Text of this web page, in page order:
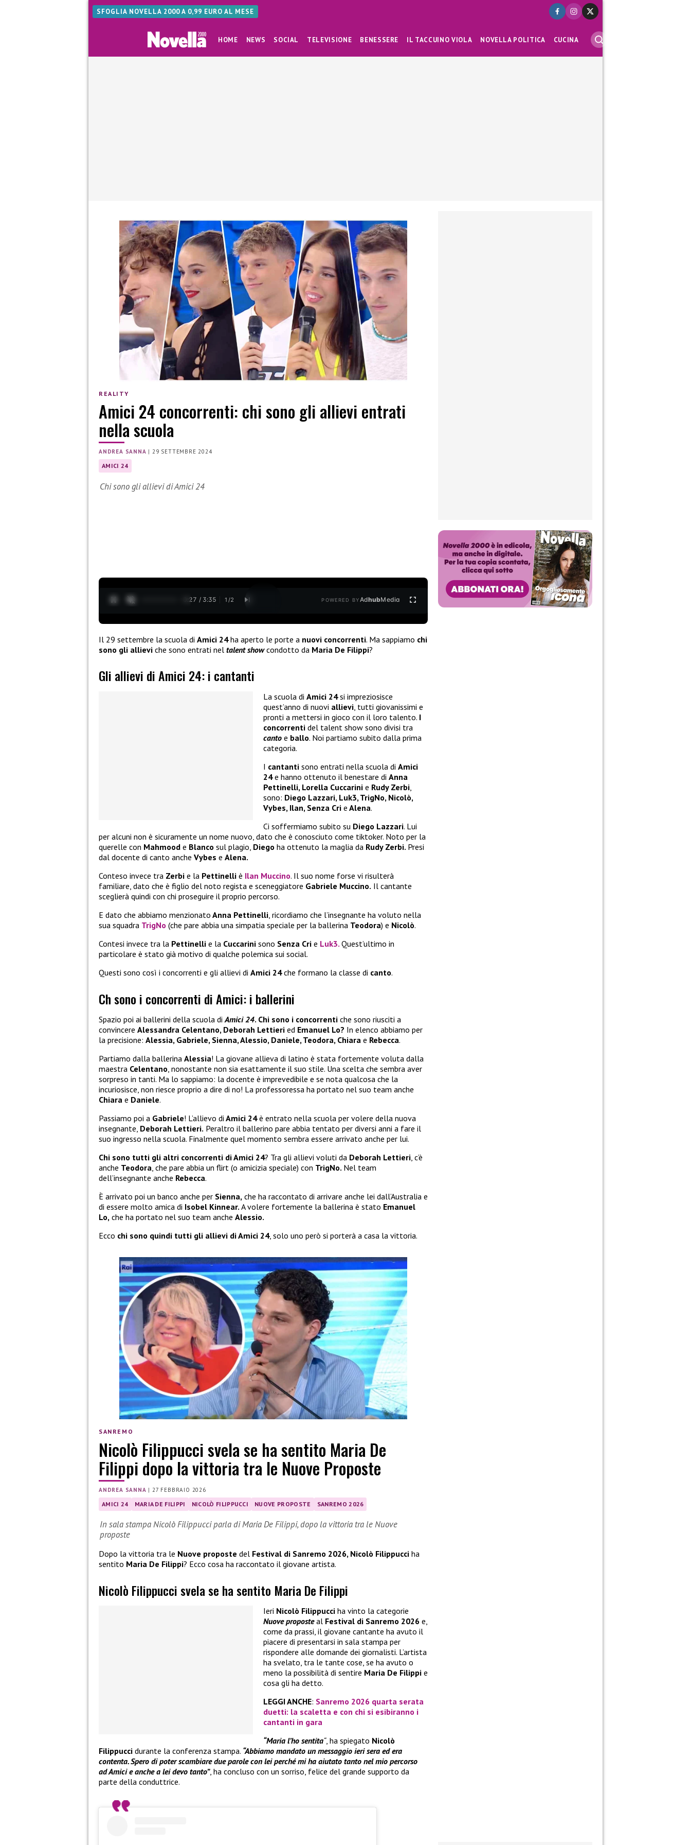
SFOGLIA NOVELLA 2000 A 0,99 EURO AL MESE
HOME NEWS SOCIAL TELEVISIONE BENESSERE IL TACCUINO VIOLA NOVELLA POLITICA CUCINA
REALITY
Amici 24 concorrenti: chi sono gli allievi entrati
nella scuola
ANDREA SANNA |29 SETTEMBRE 2024
AMICI 24
Chi sono gli allievi di Amici 24
0:28 / 3:35 1 /2 POWERED BYAdhubMedia
Il 29 settembre la scuola di Amici 24ha aperto le porte a nuovi concorrenti. Ma sappiamo chi
sono gli allievi che sono entrati nel talent showcondotto da Maria De Filippi?
Gli allievi di Amici 24: i cantanti
La scuola di Amici 24si impreziosisce
quest’anno di nuovi allievi, tutti giovanissimi e
pronti a mettersi in gioco con il loro talento. I
concorrenti del talent show sono divisi tra
canto e ballo. Noi partiamo subito dalla prima
categoria.
I cantanti sono entrati nella scuola di Amici
24e hanno ottenuto il benestare di Anna
Pettinelli, Lorella Cuccarini e Rudy Zerbi,
sono: Diego Lazzari, Luk3, TrigNo, Nicolò,
Vybes, Ilan, Senza Cri e Alena.
Ci soffermiamo subito su Diego Lazzari. Lui
per alcuni non è sicuramente un nome nuovo, dato che è conosciuto come tiktoker. Noto per la
querelle con Mahmood e Blanco sul plagio, Diego ha ottenuto la maglia da Rudy Zerbi. Presi
dal docente di canto anche Vybes e Alena.
Conteso invece tra Zerbi e la Pettinelli è Ilan Muccino. Il suo nome forse vi risulterà
familiare, dato che è figlio del noto regista e sceneggiatore Gabriele Muccino. Il cantante
sceglierà quindi con chi proseguire il proprio percorso.
E dato che abbiamo menzionato Anna Pettinelli, ricordiamo che l’insegnante ha voluto nella
sua squadra TrigNo (che pare abbia una simpatia speciale per la ballerina Teodora) e Nicolò.
Contesi invece tra la Pettinelli e la Cuccarini sono Senza Cri e Luk3. Quest’ultimo in
particolare è stato già motivo di qualche polemica sui social.
Questi sono così i concorrenti e gli allievi di Amici 24che formano la classe di canto.
Ch sono i concorrenti di Amici: i ballerini
Spazio poi ai ballerini della scuola diAmici 24. Chi sono i concorrenti che sono riusciti a
convincere Alessandra Celentano, Deborah Lettieri ed Emanuel Lo? In elenco abbiamo per
la precisione: Alessia, Gabriele, Sienna, Alessio, Daniele, Teodora, Chiara e Rebecca.
Partiamo dalla ballerina Alessia! La giovane allieva di latino è stata fortemente voluta dalla
maestra Celentano, nonostante non sia esattamente il suo stile. Una scelta che sembra aver
sorpreso in tanti. Ma lo sappiamo: la docente è imprevedibile e se nota qualcosa che la
incuriosisce, non riesce proprio a dire di no! La professoressa ha portato nel suo team anche
Chiara e Daniele.
Passiamo poi a Gabriele! L’allievo di Amici 24è entrato nella scuola per volere della nuova
insegnante, Deborah Lettieri. Peraltro il ballerino pare abbia tentato per diversi anni a fare il
suo ingresso nella scuola. Finalmente quel momento sembra essere arrivato anche per lui.
Chi sono tutti gli altri concorrenti di Amici 24? Tra gli allievi voluti da Deborah Lettieri, c’è
anche Teodora, che pare abbia un flirt (o amicizia speciale) con TrigNo. Nel team
dell’insegnante anche Rebecca.
È arrivato poi un banco anche per Sienna, che ha raccontato di arrivare anche lei dall’Australia e
di essere molto amica di Isobel Kinnear. A volere fortemente la ballerina è stato Emanuel
Lo, che ha portato nel suo team anche Alessio.
Ecco chi sono quindi tutti gli allievi di Amici 24, solo uno però si porterà a casa la vittoria.
SANREMO
Nicolò Filippucci svela se ha sentito Maria De
Filippi dopo la vittoria tra le Nuove Proposte
ANDREA SANNA | 27 FEBBRAIO 2026
AMICI 24 MARIA DE FILIPPI NICOLÒ FILIPPUCCI NUOVE PROPOSTE SANREMO 2026
In sala stampa Nicolò Filippucci parla di Maria De Filippi, dopo la vittoria tra le Nuove
proposte
Dopo la vittoria tra le Nuove proposte del Festival di Sanremo 2026, Nicolò Filippucci ha
sentito Maria De Filippi? Ecco cosa ha raccontato il giovane artista.
Nicolò Filippucci svela se ha sentito Maria De Filippi
Ieri Nicolò Filippucci ha vinto la categorie
Nuove proposteal Festival di Sanremo 2026 e,
come da prassi, il giovane cantante ha avuto il
piacere di presentarsi in sala stampa per
rispondere alle domande dei giornalisti. L’artista
ha svelato, tra le tante cose, se ha avuto o
meno la possibilità di sentire Maria De Filippi e
cosa gli ha detto.
LEGGI ANCHE: Sanremo 2026 quarta serata
duetti: la scaletta e con chi si esibiranno i
cantanti in gara
“Maria l’ho sentita“, ha spiegato Nicolò
Filippucci durante la conferenza stampa. “Abbiamo mandato un messaggio ieri sera ed era
contenta. Spero di poter scambiare due parole con lei perché mi ha aiutato tanto nel mio percorso
ad Amici e anche a lei devo tanto”, ha concluso con un sorriso, felice del grande supporto da
parte della conduttrice.